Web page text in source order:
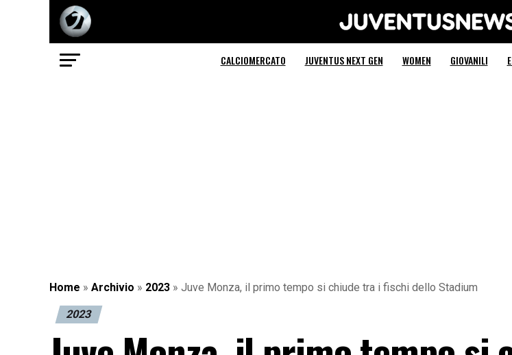
Juventus News
CALCIOMERCATO JUVENTUS NEXT GEN WOMEN GIOVANILI
Home » Archivio » 2023 » Juve Monza, il primo tempo si chiude tra i fischi dello Stadium
2023